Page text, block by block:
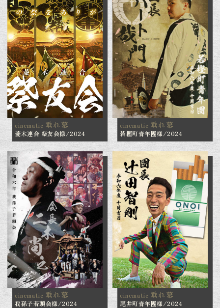
cinematic 垂れ幕
菱木連合 祭友会様/2024
cinematic 垂れ幕
若樫町青年團様/2024
cinematic 垂れ幕
我孫子若頭会様/2024
cinematic 垂れ幕
尾井町青年團様/2024